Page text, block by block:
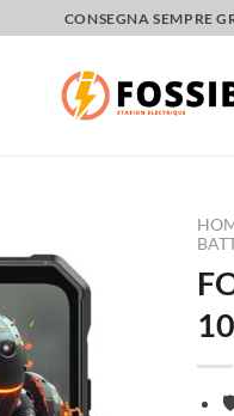
CONSEGNA SEMPRE